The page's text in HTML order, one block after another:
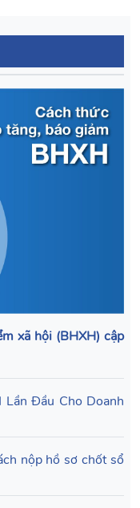
xã hội (BHXH) cập
Đầu Cho Doanh
nộp hồ sơ chốt sổ